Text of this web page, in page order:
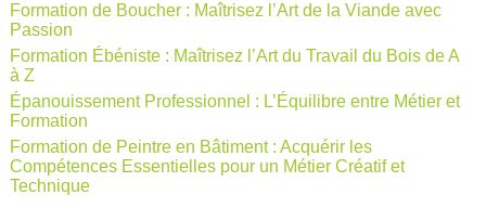
Formation de Boucher : Maîtrisez l’Art de la Viande avec
Passion
Formation Ébéniste : Maîtrisez l’Art du Travail du Bois de A
à Z
Épanouissement Professionnel : L’Équilibre entre Métier et
Formation
Formation de Peintre en Bâtiment : Acquérir les
Compétences Essentielles pour un Métier Créatif et
Technique